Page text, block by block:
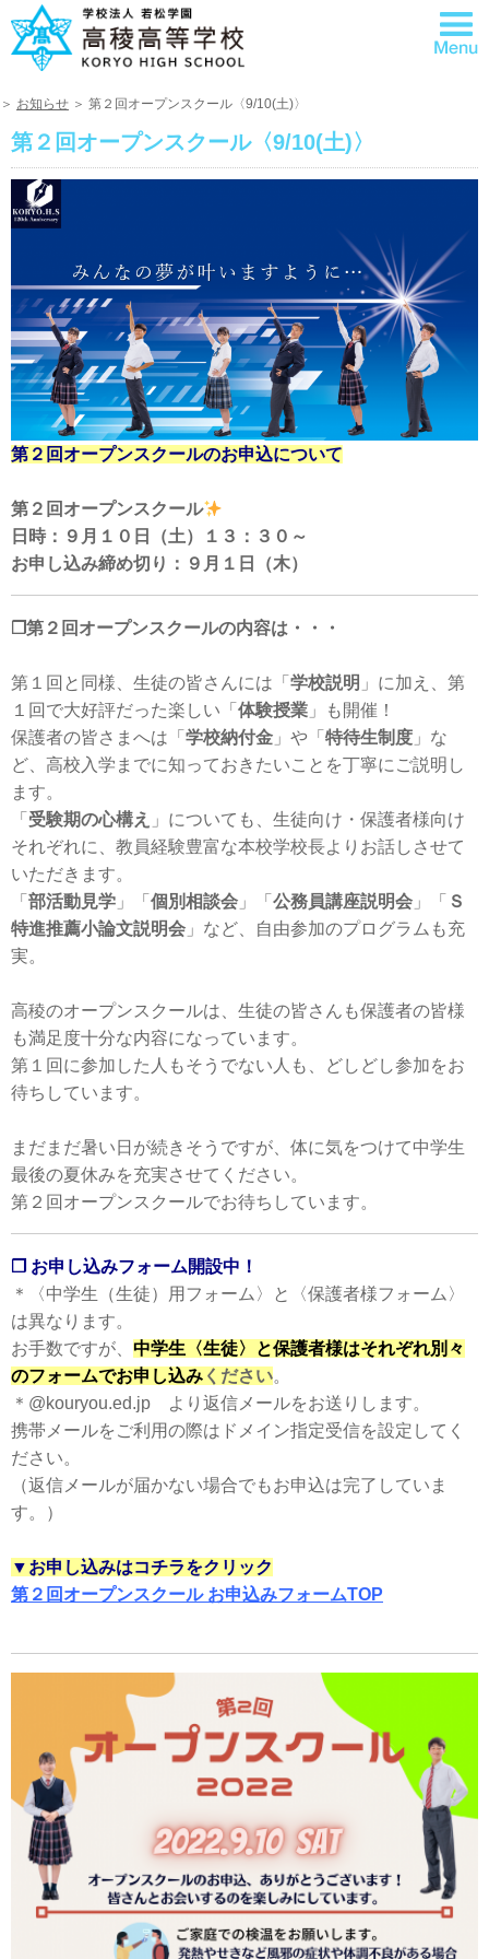
＞ お知らせ ＞ 第２回オープンスクール〈9/10(土)〉
第２回オープンスクール〈9/10(土)〉
第２回オープンスクールのお申込について
第２回オープンスクール
日時：９月１０日（土）１３：３０～
お申し込み締め切り：９月１日（木）
❐第２回オープンスクールの内容は・・・
第１回と同様、生徒の皆さんには「 学校説明 」に加え、第
１回で大好評だった楽しい「 体験授業 」も開催！
保護者の皆さまへは「 学校納付金 」や「 特待生制度 」な
ど、高校入学までに知っておきたいことを丁寧にご説明し
ます。
「 受験期の心構え 」についても、生徒向け・保護者様向け
それぞれに、教員経験豊富な本校学校長よりお話しさせて
いただきます。
「 部活動見学 」「 個別相談会 」「 公務員講座説明会 」「 Ｓ
特進推薦小論文説明会 」など、自由参加のプログラムも充
実。
高稜のオープンスクールは、生徒の皆さんも保護者の皆様
も満足度十分な内容になっています。
第１回に参加した人もそうでない人も、どしどし参加をお
待ちしています。
まだまだ暑い日が続きそうですが、体に気をつけて中学生
最後の夏休みを充実させてください。
第２回オープンスクールでお待ちしています。
❐ お申し込みフォーム開設中！
＊〈中学生（生徒）用フォーム〉と〈保護者様フォーム〉
は異なります。
お手数ですが、 中学生〈生徒〉と保護者様はそれぞれ別々
のフォームでお申し込み ください。
＊@kouryou.ed.jp より返信メールをお送りします。
携帯メールをご利用の際はドメイン指定受信を設定してく
ださい。
（返信メールが届かない場合でもお申込は完了していま
す。）
▼お申し込みはコチラをクリック
第２回オープンスクール お申込みフォームTOP